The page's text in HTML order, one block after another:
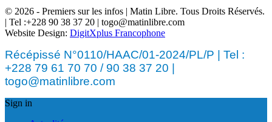
© 2026 - Premiers sur les infos | Matin Libre. Tous Droits Réservés.
| Tel :+228 90 38 37 20 | togo@matinlibre.com
Website Design: DigitXplus Francophone
Récépissé N°0110/HAAC/01-2024/PL/P | Tel :
+228 79 61 70 70 / 90 38 37 20 |
togo@matinlibre.com
Sign in